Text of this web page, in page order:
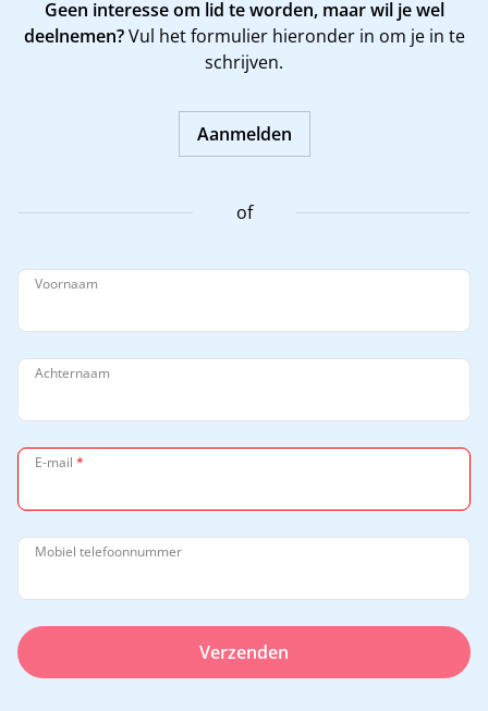
Geen interesse om lid te worden, maar wil je wel
deelnemen?Vul het formulier hieronder in om je in te
schrijven.
Aanmelden
of
Voornaam
Achternaam
E-mail *
Mobiel telefoonnummer
Verzenden